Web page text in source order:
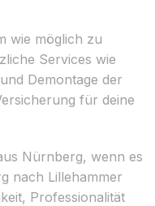
wie möglich zu
Services wie
Demontage der
für deine
Nürnberg, wenn es
nach Lillehammer
Professionalität